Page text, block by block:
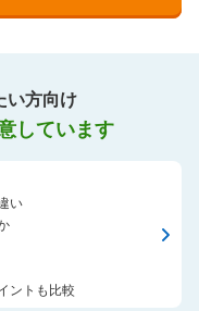
い方向け
しています
い
ントも比較